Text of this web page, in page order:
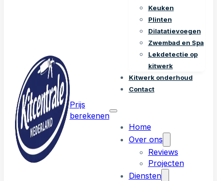
Keuken
Plinten
Dilatatievoegen
Zwembad en Spa
Lekdetectie op
kitwerk
Kitwerk onderhoud
Contact
Home
Over ons
Reviews
Projecten
Diensten
Prijs
berekenen